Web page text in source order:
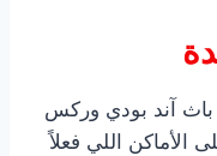
آند بودي وركس
الأماكن اللي فعلاً